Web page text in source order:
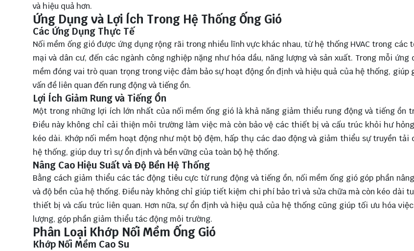
và hiệu quả hơn.
Ứng Dụng và Lợi Ích Trong Hệ Thống Ống Gió
Các Ứng Dụng Thực Tế
Nối mềm ống gió được ứng dụng rộng rãi trong nhiều lĩnh vực khác nhau, từ hệ thống HVAC trong các
mại và dân cư, đến các ngành công nghiệp nặng như hóa dầu, năng lượng và sản xuất. Trong mỗi ứng
mềm đóng vai trò quan trọng trong việc đảm bảo sự hoạt động ổn định và hiệu quả của hệ thống, giúp
vấn đề liên quan đến rung động và tiếng ồn.
Lợi Ích Giảm Rung và Tiếng Ồn
Một trong những lợi ích lớn nhất của nối mềm ống gió là khả năng giảm thiểu rung động và tiếng ồn
Điều này không chỉ cải thiện môi trường làm việc mà còn bảo vệ các thiết bị và cấu trúc khỏi hư
kéo dài. Khớp nối mềm hoạt động như một bộ đệm, hấp thụ các dao động và giảm thiểu sự truyền tải
hệ thống, giúp duy trì sự ổn định và bền vững của toàn bộ hệ thống.
Nâng Cao Hiệu Suất và Độ Bền Hệ Thống
Bằng cách giảm thiểu các tác động tiêu cực từ rung động và tiếng ồn, nối mềm ống gió góp phần
và độ bền của hệ thống. Điều này không chỉ giúp tiết kiệm chi phí bảo trì và sửa chữa mà còn kéo dài
thiết bị và cấu trúc liên quan. Hơn nữa, sự ổn định và hiệu quả của hệ thống cũng giúp tối ưu hóa
lượng, góp phần giảm thiểu tác động môi trường.
Phân Loại Khớp Nối Mềm Ống Gió
Khớp Nối Mềm Cao Su